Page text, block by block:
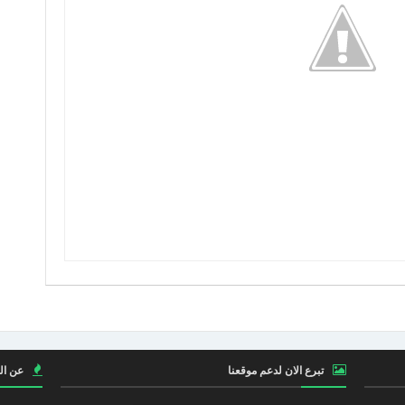
تبرع الان لدعم موقعنا عن